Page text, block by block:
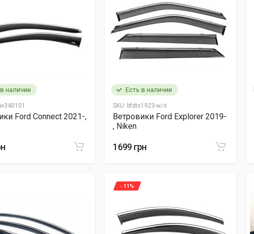
наличии
Ford Connect 2021-,
Есть в наличии
SKU: bfdtx1923-w/s
Ветровики Ford Explorer 2019-
, Niken
1699 грн
- 11%